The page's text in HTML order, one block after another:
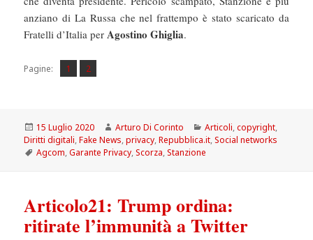
anziano di La Russa che nel frattempo è stato scaricato da
Fratelli d’Italia perAgostino Ghiglia.
Pagine: Pagina
1 ,
Pagina
2
Scritto
il
15 Luglio 2020 Autore
Arturo Di Corinto Categorie
Articoli,copyright,
Diritti digitali,Fake News,privacy,Repubblica.it,Social networks
Tag
Agcom,Garante Privacy,Scorza,Stanzione
Articolo21: Trump ordina:
ritirate l’immunità a Twitter